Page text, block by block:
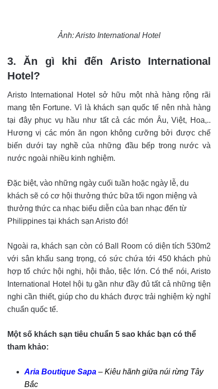
Ảnh: Aristo International Hotel
3. Ăn gì khi đến Aristo International
Hotel?
Aristo International Hotel sở hữu một nhà hàng rộng rãi
mang tên Fortune. Vì là khách sạn quốc tế nên nhà hàng
tại đây phục vụ hầu như tất cả các món Âu, Việt, Hoa,..
Hương vị các món ăn ngon không cưỡng bởi được chế
biến dưới tay nghề của những đầu bếp trong nước và
nước ngoài nhiều kinh nghiệm.
Đặc biệt, vào những ngày cuối tuần hoặc ngày lễ, du
khách sẽ có cơ hội thưởng thức bữa tối ngon miệng và
thưởng thức ca nhạc biểu diễn của ban nhạc đến từ
Philippines tại khách sạn Aristo đó!
Ngoài ra, khách sạn còn có Ball Room có diện tích 530m2
với sân khấu sang trọng, có sức chứa tới 450 khách phù
hợp tổ chức hội nghị, hội thảo, tiệc lớn. Có thể nói, Aristo
International Hotel hội tụ gần như đầy đủ tất cả những tiện
nghi cần thiết, giúp cho du khách được trải nghiệm kỳ nghỉ
chuẩn quốc tế.
Một số khách sạn tiêu chuẩn 5 sao khác bạn có thể
tham khảo:
Aria Boutique Sapa – Kiêu hãnh giữa núi rừng Tây
Bắc